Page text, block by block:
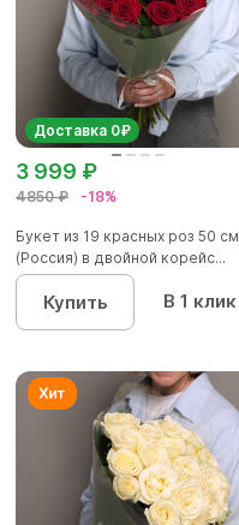
Доставка 0₽
4850 ₽ -18%
3 999 ₽
Букет из 19 красных роз 50 см
(Россия) в двойной корейс...
Купить В 1 клик